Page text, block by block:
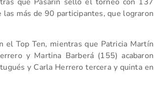
más de 90 participantes, que lograron
Top Ten, mientras que Patricia Martín
y Martina Barberá (155) acabaron
y Carla Herrero tercera y quinta en